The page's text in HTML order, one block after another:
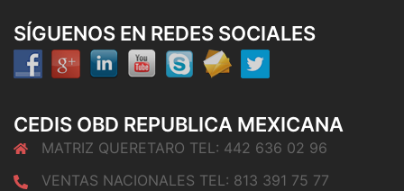
SÍGUENOS EN REDES SOCIALES
CEDIS OBD REPUBLICA MEXICANA
MATRIZ QUERETARO TEL: 442 636 02 96
VENTAS NACIONALES TEL: 813 391 75 77